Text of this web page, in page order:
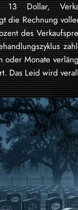
13 Dollar,
die Rechnung
des
oder Monate
Das Leid wird